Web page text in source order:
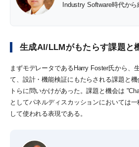
Industry Software時代から
生成AI/LLMがもたらす課題と
まずモデレータであるHarry Foster氏から、
て、設計・機能検証にもたらされる課題と
トらに問いかけがあった。課題と機会は
としてパネルディスカッションにおいては
して使われる表現である。